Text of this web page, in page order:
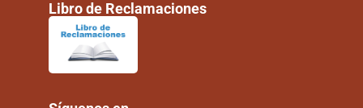
Libro de Reclamaciones